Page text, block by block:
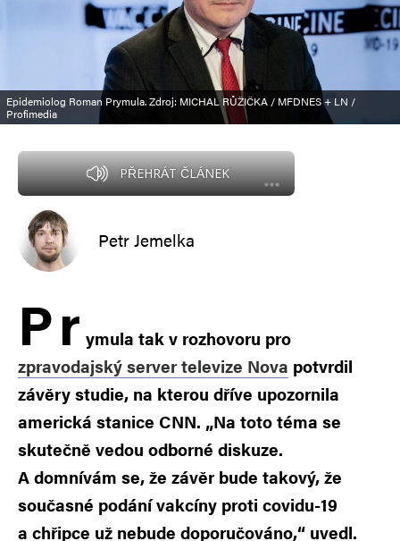
Epidemiolog Roman Prymula. Zdroj: MICHAL RŮŽIČKA / MFDNES + LN /
Profimedia
PŘEHRÁT ČLÁNEK
Petr Jemelka
Pr ymula tak v rozhovoru pro
zpravodajský server televize Nova potvrdil
závěry studie, na kterou dříve upozornila
americká stanice CNN. „Na toto téma se
skutečně vedou odborné diskuze.
A domnívám se, že závěr bude takový, že
současné podání vakcíny proti covidu-19
a chřipce už nebude doporučováno,“ uvedl.